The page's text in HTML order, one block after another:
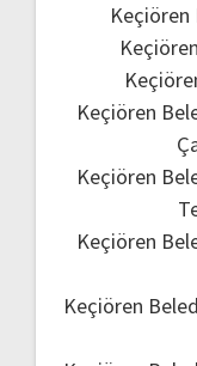
Keçiören
Keçiören
Keçiören
Keçiören
Keçiören